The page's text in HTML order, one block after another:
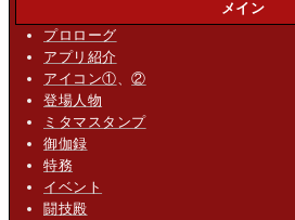
メイン
プロローグ
アプリ紹介
アイコン① 、②
登場人物
ミタマスタンプ
御伽録
特務
イベント
闘技殿